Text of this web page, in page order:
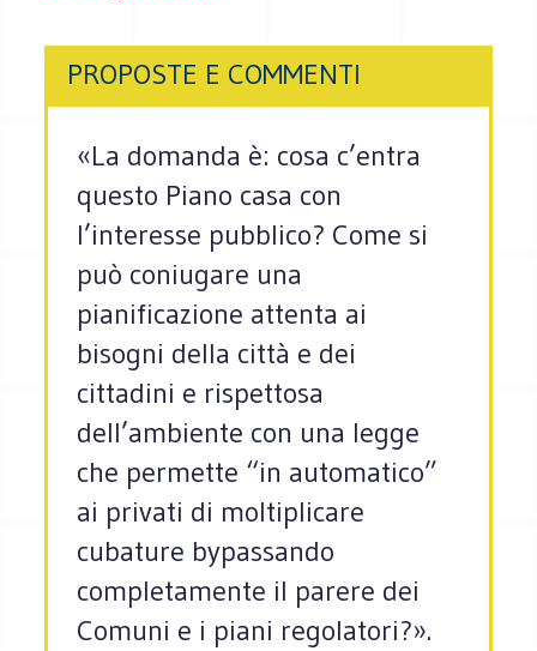
PROPOSTE E COMMENTI
«La domanda è: cosa c’entra
questo Piano casa con
l’interesse pubblico? Come si
può coniugare una
pianificazione attenta ai
bisogni della città e dei
cittadini e rispettosa
dell’ambiente con una legge
che permette “in automatico”
ai privati di moltiplicare
cubature bypassando
completamente il parere dei
Comuni e i piani regolatori?».